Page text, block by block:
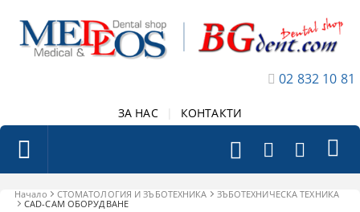
02 832 10 81
ЗА НАС КОНТАКТИ
Начало СТОМАТОЛОГИЯ И ЗЪБОТЕХНИКА
ЗЪБОТЕХНИЧЕСКА ТЕХНИКА
CAD-CAM ОБОРУДВАНЕ